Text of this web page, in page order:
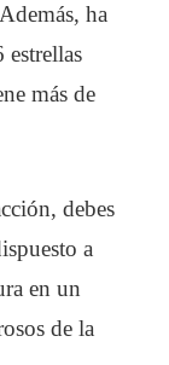
ha
más de
debes
a
en un
de la